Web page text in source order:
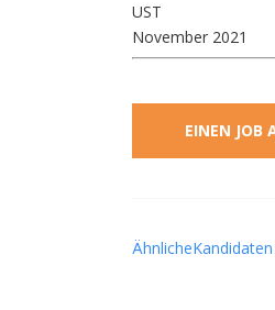
UST
November 2021
EINEN JOB
ÄhnlicheKandidaten